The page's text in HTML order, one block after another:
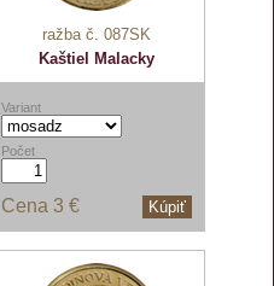
ražba č. 087SK
Kaštiel Malacky
Variant
Počet
Kúpiť
Cena 3 €